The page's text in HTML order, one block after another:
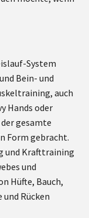
System
Bein- und
auch
Hands oder
gesamte
Form gebracht.
und Krafttraining
und
Hüfte, Bauch,
und Rücken